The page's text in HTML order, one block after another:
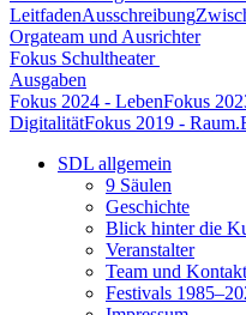
LeitfadenAusschreibung
Orgateam und Ausrichter
Fokus Schultheater
Ausgaben
Fokus 2024 - LebenFokus
DigitalitätFokus 2019 -
SDL allgemein
9 Säulen
Geschichte
Blick hinter die
Veranstalter
Team und Kontakt
Festivals